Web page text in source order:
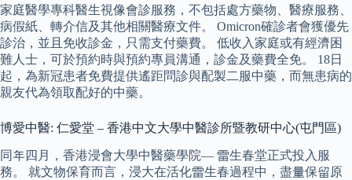
家庭醫學專科醫生視像會診服務，不包括處方藥物、醫療服務、
病假紙、轉介信及其他相關醫療文件。 Omicron確診者會獲優先
診治，並且免收診金，只需支付藥費。 低收入家庭或有經濟困
難人士，可於預約時與預約專員溝通，診金及藥費全免。 18日
起，為新冠患者免費提供遙距問診與配製二服中藥，而無患病的
親友代為領取配好的中藥。
博愛中醫: 仁愛堂 – 香港中文大學中醫診所暨教研中心(屯門區)
同年四月，香港浸會大學中醫藥學院— 雷生春堂正式投入服
務。 就文物保育而言，浸大在活化雷生春過程中，盡量保留原